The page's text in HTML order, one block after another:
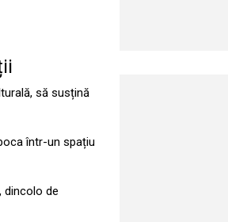
să susțină
într-un spațiu
dincolo de